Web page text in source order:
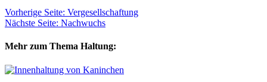
Vorherige Seite: Vergesellschaftung
Nächste Seite: Nachwuchs
Mehr zum Thema Haltung: